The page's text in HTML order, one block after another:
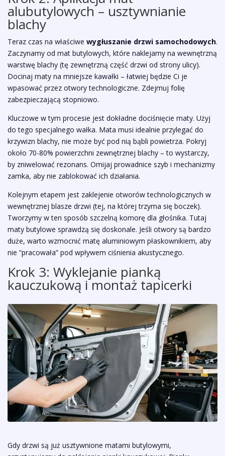
alubutylowych – usztywnianie
blachy
Teraz czas na właściwe wygłuszanie drzwi samochodowych.
Zaczynamy od mat butylowych, które naklejamy na wewnętrzną
warstwę blachy (tę zewnętrzną część drzwi od strony ulicy).
Docinaj maty na mniejsze kawałki – łatwiej będzie Ci je
wpasować przez otwory technologiczne. Zdejmuj folię
zabezpieczającą stopniowo.
Kluczowe w tym procesie jest dokładne dociśnięcie maty. Użyj
do tego specjalnego wałka. Mata musi idealnie przylegać do
krzywizn blachy, nie może być pod nią bąbli powietrza. Pokryj
około 70-80% powierzchni zewnętrznej blachy – to wystarczy,
by zniwelować rezonans. Omijaj prowadnice szyb i mechanizmy
zamka, aby nie zablokować ich działania.
Kolejnym etapem jest zaklejenie otworów technologicznych w
wewnętrznej blasze drzwi (tej, na której trzyma się boczek).
Tworzymy w ten sposób szczelną komorę dla głośnika. Tutaj
maty butylowe sprawdzą się doskonale. Jeśli otwory są bardzo
duże, warto wzmocnić matę aluminiowym płaskownikiem, aby
nie “pracowała” pod wpływem ciśnienia akustycznego.
Krok 3: Wyklejanie pianką
kauczukową i montaż tapicerki
Gdy drzwi są już usztywnione matami butylowymi,